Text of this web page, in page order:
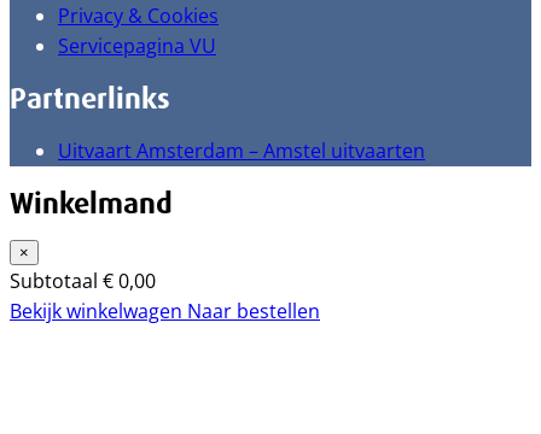
Privacy & Cookies
Servicepagina VU
Partnerlinks
Uitvaart Amsterdam – Amstel uitvaarten
Winkelmand
×
Subtotaal €0,00
Bekijk winkelwagen Naar bestellen